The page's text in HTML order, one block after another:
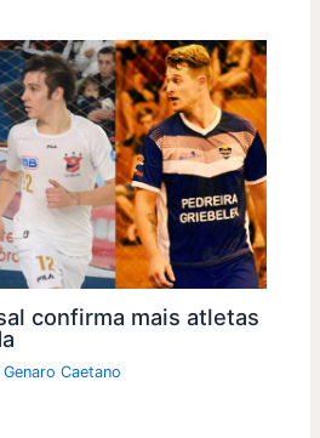
confirma mais atletas
Genaro Caetano